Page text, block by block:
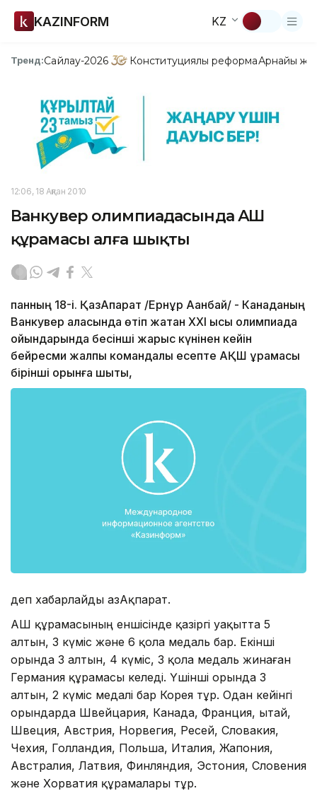
KAZINFORM KZ
Тренд:Сайлау-2026 Конституциялық реформаАрнайы
12:06, 18 Ақпан 2010
Ванкувер олимпиадасында АҚШ
құрамасы алға шықты
қпанның 18-і. ҚазАқпарат /Ернұр Ақанбай/ - Канаданың
Ванкувер қаласында өтіп жатқан XXI қысқы олимпиада
ойындарында бесінші жарыс күнінен кейін
бейресми жалпы командалық есепте АҚШ құрамасы
бірінші орынға шықты,
деп хабарлайды ҚазАқпарат.
АҚШ құрамасының еншісінде қазіргі уақытта 5
алтын, 3 күміс және 6 қола медаль бар. Екінші
орында 3 алтын, 4 күміс, 3 қола медаль жинаған
Германия құрамасы келеді. Үшінші орында 3
алтын, 2 күміс медалі бар Корея тұр. Одан кейінгі
орындарда Швейцария, Канада, Франция, Қытай,
Швеция, Австрия, Норвегия, Ресей, Словакия,
Чехия, Голландия, Польша, Италия, Жапония,
Австралия, Латвия, Финляндия, Эстония, Словения
және Хорватия құрамалары тұр.